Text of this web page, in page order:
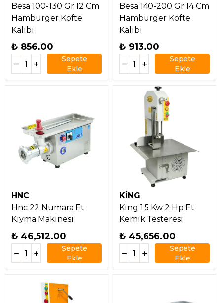
Besa 100-130 Gr 12 Cm
Hamburger Köfte
Kalıbı
₺ 856.00
Sepete
Ekle
Besa 140-200 Gr 14 Cm
Hamburger Köfte
Kalıbı
₺ 913.00
Sepete
Ekle
HNC
Hnc 22 Numara Et
Kıyma Makinesi
₺ 46,512.00
Sepete
Ekle
KİNG
King 1.5 Kw 2 Hp Et
Kemik Testeresi
₺ 45,656.00
Sepete
Ekle